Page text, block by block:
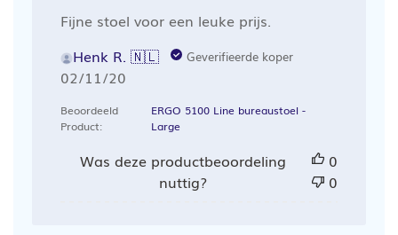
Fijne stoel voor een leuke prijs.
Henk R. 🇳🇱
Geverifieerde koper
Publicatiedatum
02/11/20
Beoordeeld
Product:
ERGO 5100 Line bureaustoel -
Large
Was deze productbeoordeling
nuttig?
0
0